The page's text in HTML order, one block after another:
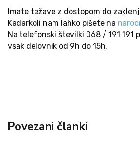
Imate težave z dostopom do
Kadarkoli nam lahko pišete na
Na telefonski številki 068 / 191 191
vsak delovnik od 9h do 15h.
Povezani članki